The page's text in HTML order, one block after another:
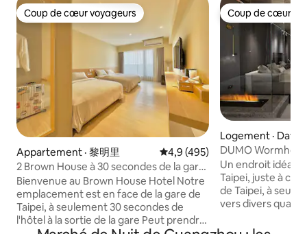
Coup de cœur voyageurs
Coup de cœur voyageurs
Appartement · 黎明里 Note moyenne de 4,9 sur 5,
4,9 (495)
2 Brown House à 30 secondes de la gare
de Taipei, Taipei, chambre pour 4
personnes, gare principale de Taipei
Bienvenue au Brown House Hotel Notre
emplacement est en face de la gare de
Taipei, à seulement 30 secondes de
l'hôtel à la sortie de la gare Peut prendre
Coup de cœur
Coup de cœur
Logement ·
DUMO
minutes/Double
gamme/Lit
Un endroit idéal
Taipei, juste à
de Taipei, à
vers divers
pratiques.Que ce